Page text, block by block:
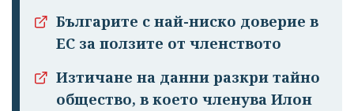
Българите с най-ниско доверие в
ЕС за ползите от членството
Изтичане на данни разкри тайно
общество, в което членува Илон